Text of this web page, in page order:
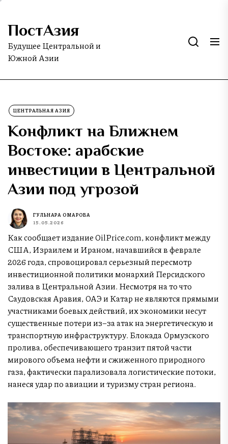
Skip
the
content
ПостАзия
Будущее Центральной и
Южной Азии
ЦЕНТРАЛЬНАЯ АЗИЯ
Конфликт на Ближнем
Востоке: арабские
инвестиции в Центральной
Азии под угрозой
ГУЛЬНАРА ОМАРОВА
15.05.2026
Как сообщает издание OilPrice.com, конфликт между
США, Израилем и Ираном, начавшийся в феврале
2026 года, спровоцировал серьезный пересмотр
инвестиционной политики монархий Персидского
залива в Центральной Азии. Несмотря на то что
Саудовская Аравия, ОАЭ и Катар не являются прямыми
участниками боевых действий, их экономики несут
существенные потери из–за атак на энергетическую и
транспортную инфраструктуру. Блокада Ормузского
пролива, обеспечивающего транзит пятой части
мирового объема нефти и сжиженного природного
газа, фактически парализовала логистические потоки,
нанеся удар по авиации и туризму стран региона.